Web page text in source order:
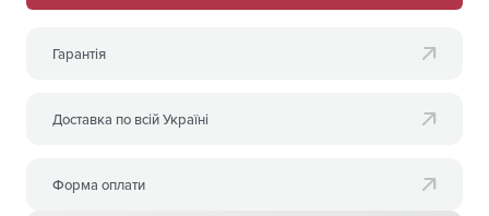
Гарантія
Доставка по всій Україні
Форма оплати